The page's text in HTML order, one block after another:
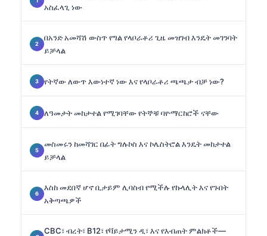
አስፈላጊ ነው
በአንድ አመሻሽ ውስጥ የግል የላቦራቶሪ ጊዜ መዝገብ እንዴት መገንባት
ይቻላል
የትኛው ለውጥ እውነተኛ ነው እና የላቦራቶሪ ጫጫታ ብቻ ነው?
ለዓመታት መከታተል የሚገባቸው የትኞቹ ባዮማርከሮች ናቸው
መስመሩን ከመሻገር በፊት ግሉኮስ እና ኮሌስትሮል እንዴት መከታተል
ይቻላል
እስከ መደበኛ ሆኖ ቢታይም ሊባስብ የሚችሉ የኩላሊት እና የጉበት
አቅጣጫዎች
CBC፣ ብረት፣ B12፣ የቫይታሚን ዲ፣ እና የእብጠት ምልክቶች—